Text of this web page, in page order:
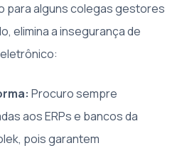
para alguns colegas gestores
elimina a insegurança de
Procuro sempre
aos ERPs e bancos da
pois garantem